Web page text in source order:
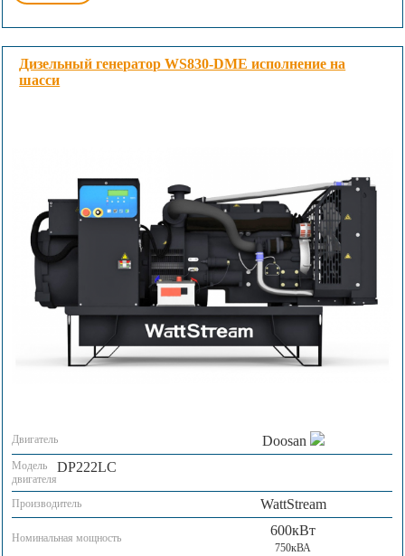
Дизельный генератор WS830-DME исполнение на
шасси
Двигатель Doosan
Модель
двигателя
DP222LC
Производитель WattStream
Номинальная мощность 600кВт
750кВА